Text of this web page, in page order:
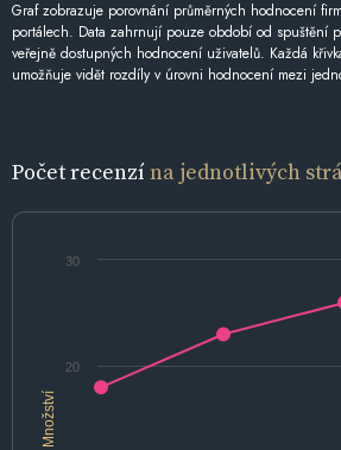
Graf zobrazuje porovnání průměrných hodnocení
portálech. Data zahrnují pouze období od spuštění
veřejně dostupných hodnocení uživatelů. Každá
umožňuje vidět rozdíly v úrovni hodnocení mezi
Počet recenzína jednotlivých
Množství
20
30